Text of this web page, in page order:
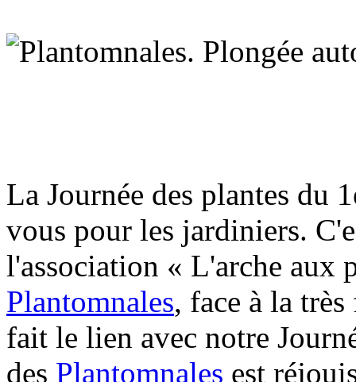
La Journée des plantes du
vous pour les jardiniers.
l'association « L'arche aux
Plantomnales, face à la
fait le lien avec notre
des Plantomnales est